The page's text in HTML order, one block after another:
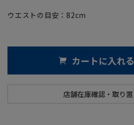
ウエストの目安： 82cm
カートに入れる